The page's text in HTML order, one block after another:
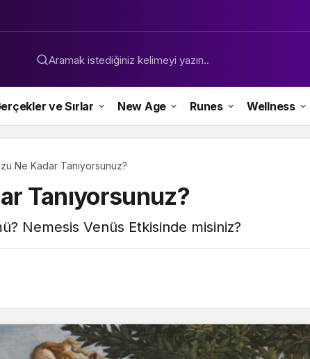
Aramak istediğiniz kelimeyi yazın..
ve Sırlar New Age Runes Wellness
Ne Kadar Tanıyorsunuz?
Tanıyorsunuz?
Nemesis Venüs Etkisinde misiniz?